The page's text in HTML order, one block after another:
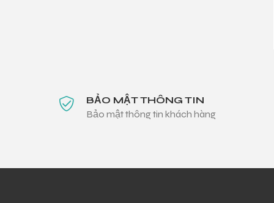
BẢO MẬT THÔNG TIN
Bảo mật thông tin khách hàng